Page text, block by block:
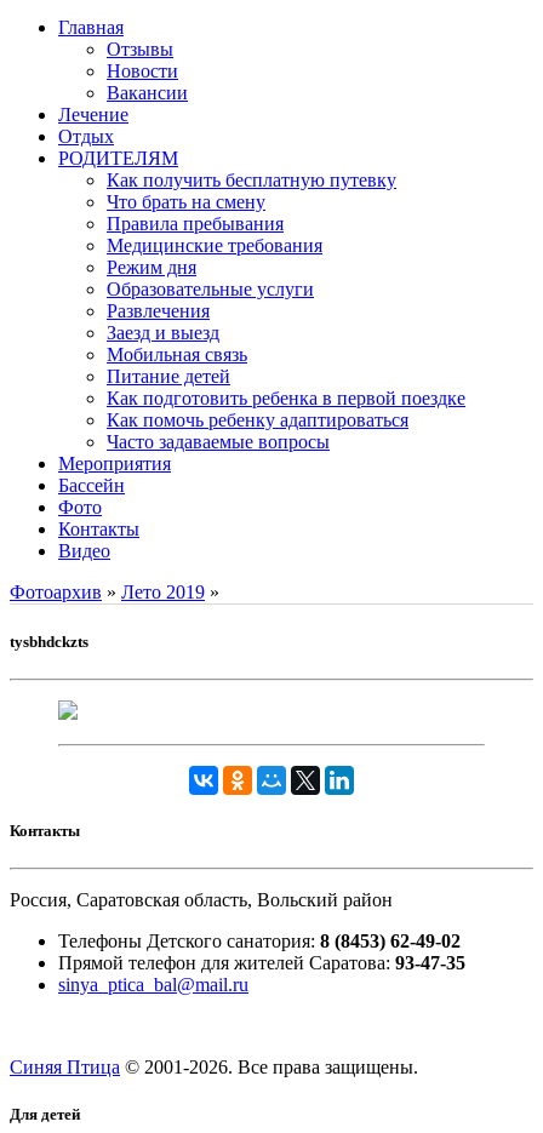
Главная
Отзывы
Новости
Вакансии
Лечение
Отдых
РОДИТЕЛЯМ
Как получить бесплатную путевку
Что брать на смену
Правила пребывания
Медицинские требования
Режим дня
Образовательные услуги
Развлечения
Заезд и выезд
Мобильная связь
Питание детей
Как подготовить ребенка в первой поездке
Как помочь ребенку адаптироваться
Часто задаваемые вопросы
Мероприятия
Бассейн
Фото
Контакты
Видео
Фотоархив » Лето 2019 »
tysbhdckzts
Контакты
Россия, Саратовская область, Вольский район
Телефоны Детского санатория: 8 (8453) 62-49-02
Прямой телефон для жителей Саратова: 93-47-35
sinya_ptica_bal@mail.ru
Синяя Птица © 2001-2026. Все права защищены.
Для детей